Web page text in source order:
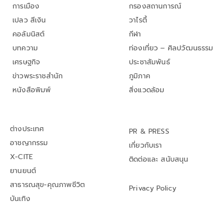
การเมือง
เปลว สีเงิน
คอลัมนิสต์
บทความ
เศรษฐกิจ
ข่าวพระราชสำนัก
หนังสือพิมพ์
กรองสถานการณ์
วาไรตี้
กีฬา
ท่องเที่ยว – ศิลปวัฒนธรรม
ประชาสัมพันธ์
ภูมิภาค
สิ่งแวดล้อม
ต่างประเทศ
อาชญากรรม
X-CITE
ยานยนต์
สาธารณสุข-คุณภาพชีวิต
บันเทิง
PR & PRESS
เกี่ยวกับเรา
ติดต่อและ สนับสนุน
Privacy Policy